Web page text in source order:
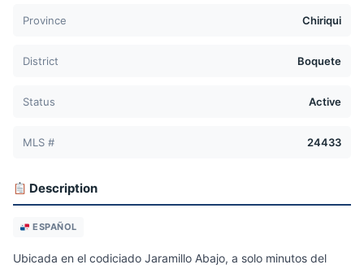
Province Chiriqui
District Boquete
Status Active
MLS # 24433
Description
ESPAÑOL
Ubicada en el codiciado Jaramillo Abajo, a solo minutos del